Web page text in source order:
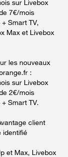
sur Livebox
7€/mois
Smart TV,
Max et Livebox
les nouveaux
:
sur Livebox
2€/mois
Smart TV.
client
identifié
et Max, Livebox